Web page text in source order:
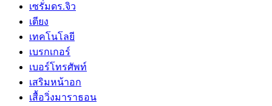
เซรั่มดร.จิว
เตียง
เทคโนโลยี
เบรกเกอร์
เบอร์โทรศัพท์
เสริมหน้าอก
เสื้อวิ่งมาราธอน